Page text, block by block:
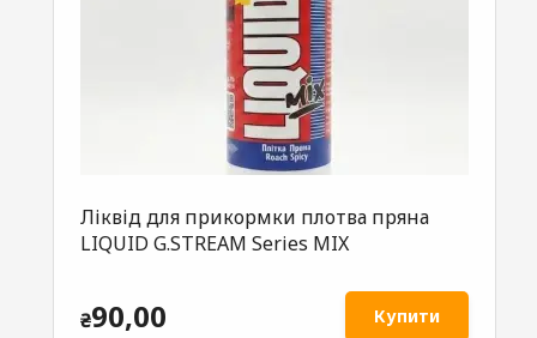
Ліквід для прикормки плотва пряна
LIQUID G.STREAM Series MIX
₴90,00 Купити